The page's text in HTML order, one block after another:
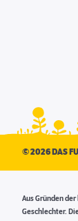
©2026 DAS
Aus Gründen
Geschlechter.